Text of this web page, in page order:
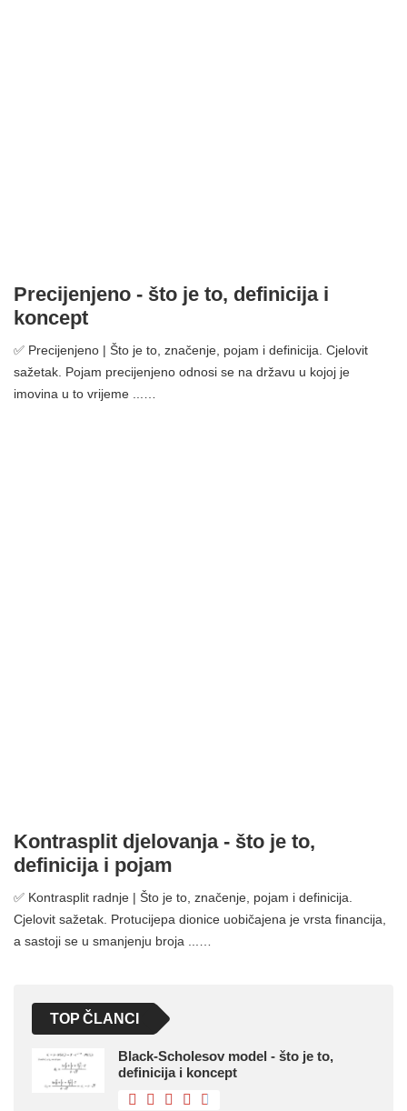
Precijenjeno - što je to, definicija i
koncept
✅ Precijenjeno | Što je to, značenje, pojam i definicija. Cjelovit
sažetak. Pojam precijenjeno odnosi se na državu u kojoj je
imovina u to vrijeme ...…
Kontrasplit djelovanja - što je to,
definicija i pojam
✅ Kontrasplit radnje | Što je to, značenje, pojam i definicija.
Cjelovit sažetak. Protucijepa dionice uobičajena je vrsta financija,
a sastoji se u smanjenju broja ...…
TOP ČLANCI
Black-Scholesov model - što je to,
definicija i koncept